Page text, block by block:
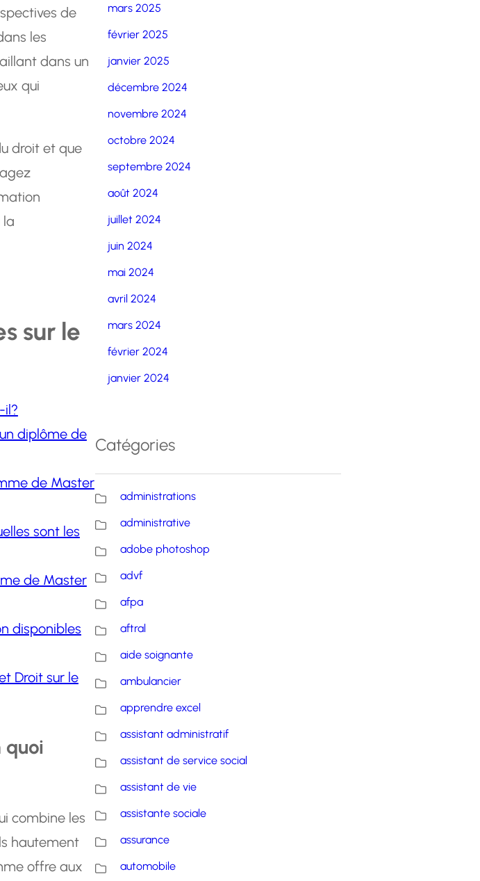
de
les
dans un
qui
droit et que
la
sur le
il?
diplôme de
de Master
sont les
de Master
disponibles
Droit sur le
quoi
combine les
hautement
offre aux
mars 2025
février 2025
janvier 2025
décembre 2024
novembre 2024
octobre 2024
septembre 2024
août 2024
juillet 2024
juin 2024
mai 2024
avril 2024
mars 2024
février 2024
janvier 2024
Catégories
administrations
administrative
adobe photoshop
advf
afpa
aftral
aide soignante
ambulancier
apprendre excel
assistant administratif
assistant de service social
assistant de vie
assistante sociale
assurance
automobile